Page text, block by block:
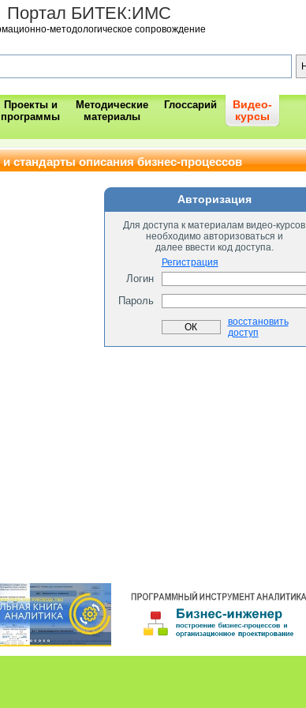
Портал БИТЕК:ИМС
методологическое сопровождение
Проекты и
программы
Методические
материалы
Глоссарий
Видео-
курсы
стандарты описания бизнес-процессов
Авторизация
Для доступа к материалам видео-курсов
необходимо авторизоваться и
далее ввести код доступа.
Регистрация
Логин
Пароль
восстановить
доступ